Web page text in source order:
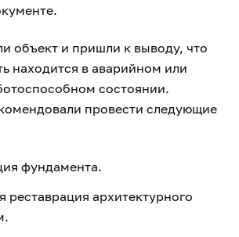
объект и пришли к выводу, что
находится в аварийном или
состоянии.
провести следующие
фундамента.
реставрация архитектурного